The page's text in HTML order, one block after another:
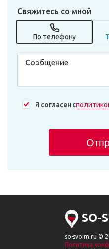
Свяжитесь со мной
По телефону
Я согласен с
SO-
so-svoim.ru ©
Политика